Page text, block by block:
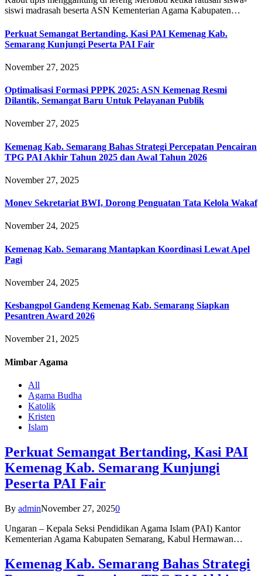
siswi madrasah beserta ASN Kementerian Agama Kabupaten…
Perkuat Semangat Bertanding, Kasi PAI Kemenag Kab.
Semarang Kunjungi Peserta PAI Fair
November 27, 2025
Optimalisasi Formasi PPPK 2025: ASN Kemenag Resmi
Dilantik, Semangat Baru Untuk Pelayanan Publik
November 27, 2025
Kemenag Kab. Semarang Bahas Strategi Percepatan Pencairan
TPG PAI Akhir Tahun 2025 dan Awal Tahun 2026
November 27, 2025
Monev Sekretariat BWI, Dorong Penguatan Tata Kelola Wakaf
November 24, 2025
Kemenag Kab. Semarang Mantapkan Koordinasi Lewat Apel
Pagi
November 24, 2025
Kesbangpol Gandeng Kemenag Kab. Semarang Siapkan
Pesantren Award 2026
November 21, 2025
Mimbar Agama
All
Agama Budha
Katolik
Kristen
Islam
Perkuat Semangat Bertanding, Kasi PAI
Kemenag Kab. Semarang Kunjungi
Peserta PAI Fair
By adminNovember 27, 20250
Ungaran – Kepala Seksi Pendidikan Agama Islam (PAI) Kantor
Kementerian Agama Kabupaten Semarang, Kabul Hermawan…
Kemenag Kab. Semarang Bahas Strategi